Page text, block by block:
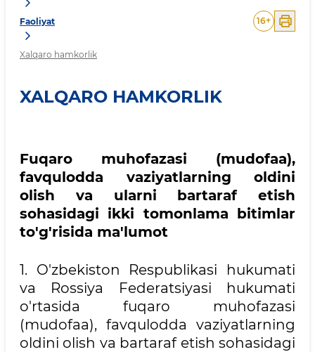
Faoliyat
Xalqaro hamkorlik
16+
XALQARO HAMKORLIK
Fuqaro muhofazasi (mudofaa),
favqulodda vaziyatlarning oldini
olish va ularni bartaraf etish
sohasidagi ikki tomonlama bitimlar
to'g'risida ma'lumot
1. O'zbekiston Respublikasi hukumati
va Rossiya Federatsiyasi hukumati
o'rtasida fuqaro muhofazasi
(mudofaa), favqulodda vaziyatlarning
oldini olish va bartaraf etish sohasidagi